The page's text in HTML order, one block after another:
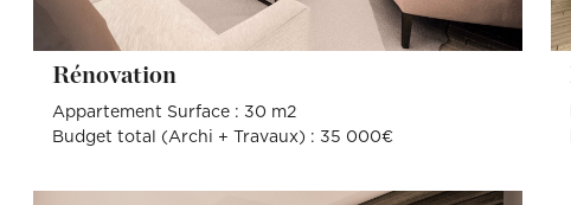
Rénovation
Appartement Surface : 30 m2
Budget total (Archi + Travaux) : 35 000€